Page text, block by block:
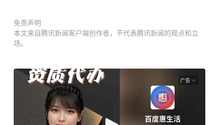
免责声明
本文来自腾讯新闻客户端创作者，不代表腾讯新闻的观点和立
场。
广告